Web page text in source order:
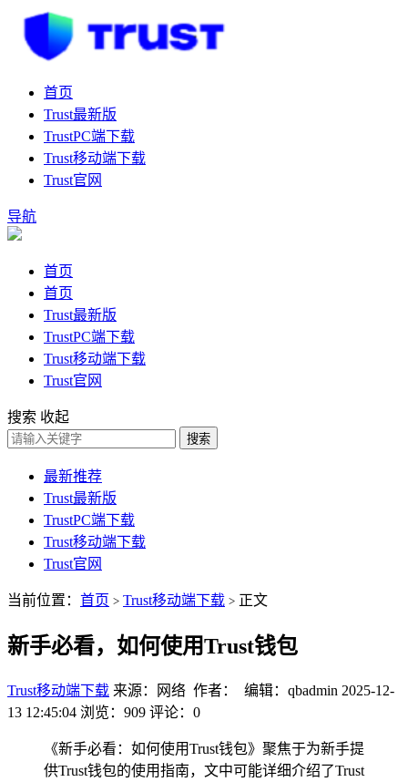
首页
Trust最新版
TrustPC端下载
Trust移动端下载
Trust官网
导航
首页
首页
Trust最新版
TrustPC端下载
Trust移动端下载
Trust官网
搜索 收起
搜索
最新推荐
Trust最新版
TrustPC端下载
Trust移动端下载
Trust官网
当前位置： 首页 > Trust移动端下载 > 正文
新手必看，如何使用Trust钱包
Trust移动端下载 来源：网络 作者： 编辑：qbadmin 2025-12-
13 12:45:04 浏览：909 评论：0
《新手必看：如何使用Trust钱包》聚焦于为新手提
供Trust钱包的使用指南，文中可能详细介绍了Trust